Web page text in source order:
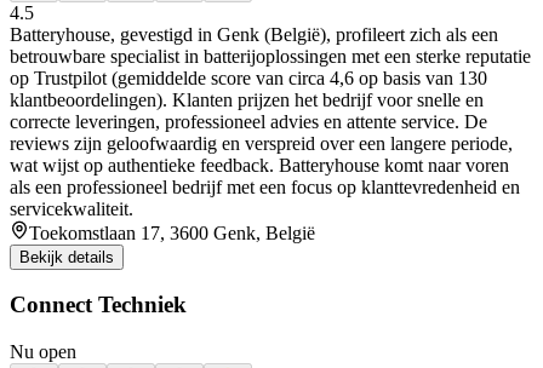
4.5
Batteryhouse, gevestigd in Genk (België), profileert zich als een
betrouwbare specialist in batterijoplossingen met een sterke reputatie
op Trustpilot (gemiddelde score van circa 4,6 op basis van 130
klantbeoordelingen). Klanten prijzen het bedrijf voor snelle en
correcte leveringen, professioneel advies en attente service. De
reviews zijn geloofwaardig en verspreid over een langere periode,
wat wijst op authentieke feedback. Batteryhouse komt naar voren
als een professioneel bedrijf met een focus op klanttevredenheid en
servicekwaliteit.
Toekomstlaan 17, 3600 Genk, België
Bekijk details
Connect Techniek
Nu open